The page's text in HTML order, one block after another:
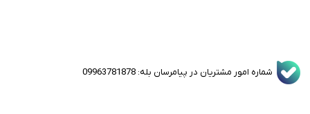
شماره امور مشتریان در پیامرسان بله: 09963781878